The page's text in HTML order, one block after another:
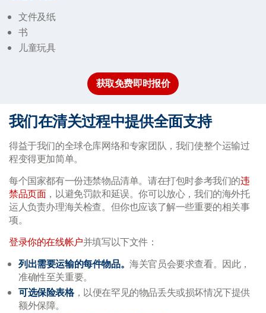
文件及纸
书
儿童玩具
获取免费即时报价
我们在清关过程中提供全面支持
得益于我们的全球仓库网络和专家团队，我们使整个运输过
程变得更加简单。
每个国家都有一份违禁物品清单。请在打包时参考我们的违
禁品页面，以避免罚款和延误。你可以放心，我们的海外托
运人负责办理海关检查。但你也应该了解一些重要的相关事
项。
登录你的在线帐户并填写以下文件：
列出需要运输的每件物品。海关官员会要求查看。因此，
准确性至关重要。
可选保险表格，以便在罕见的物品丢失或损坏情况下提供
额外保障。